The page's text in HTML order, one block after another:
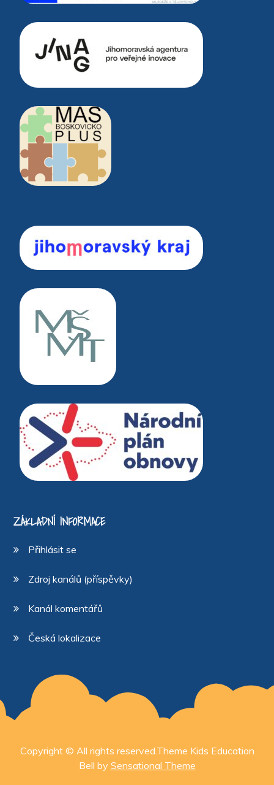
ZÁKLADNÍ INFORMACE
Přihlásit se
Zdroj kanálů (příspěvky)
Kanál komentářů
Česká lokalizace
Copyright © All rights reserved.Theme Kids Education
Bell by Sensational Theme